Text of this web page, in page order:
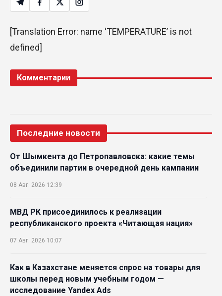
[Translation Error: name ‘TEMPERATURE’ is not
defined]
Комментарии
Последние новости
От Шымкента до Петропавловска: какие темы
объединили партии в очередной день кампании
08 Авг. 2026 12:39
МВД РК присоединилось к реализации
республиканского проекта «Читающая нация»
07 Авг. 2026 10:07
Как в Казахстане меняется спрос на товары для
школы перед новым учебным годом —
исследование Yandex Ads